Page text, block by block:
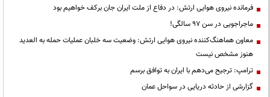
فرمانده نیروی هوایی ارتش: در دفاع از ملت ایران جان برکف خواهیم بود
ماجراجویی در سن ۹۷ سالگی!
معاون هماهنگ‌کننده نیروی هوایی ارتش: وضعیت سه خلبان عملیات حمله به العدید
هنوز مشخص نیست
ترامپ: ترجیح می‌دهم با ایران به توافق برسم
گزارشی از حادثه دریایی در سواحل عمان